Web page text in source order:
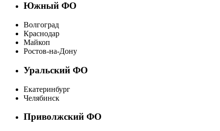
Южный ФО
Волгоград
Краснодар
Майкоп
Ростов-на-Дону
Уральский ФО
Екатеринбург
Челябинск
Приволжский ФО